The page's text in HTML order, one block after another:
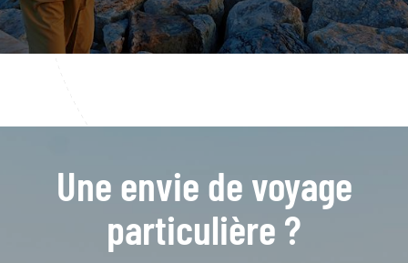
Une envie de voyage
particulière ?